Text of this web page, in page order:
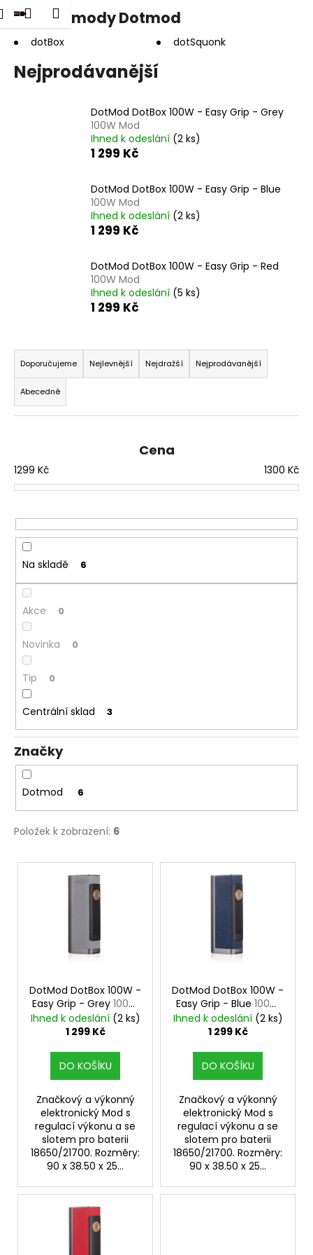
Přejít
na
obsah
Přihlášení
Nákupní
košík
Menu
Gripy a mody Dotmod
dotBox dotSquonk
Nejprodávanější
DotMod DotBox 100W - Easy Grip - Grey
100W Mod
Ihned k odeslání (2 ks)
1 299 Kč
DotMod DotBox 100W - Easy Grip - Blue
100W Mod
Ihned k odeslání (2 ks)
1 299 Kč
DotMod DotBox 100W - Easy Grip - Red
100W Mod
Ihned k odeslání (5 ks)
1 299 Kč
Ř
a
z
e
n
r
o
u
k
ů
Doporučujeme Nejlevnější Nejdražší Nejprodávanější
Abecedně
Cena
1299 Kč 1300 Kč
Na skladě 6
Akce 0
Novinka 0
Tip 0
Centrální sklad 3
Značky
Dotmod 6
Položek k zobrazení: 6
V
DotMod DotBox 100W -
Easy Grip - Grey 100W
Mod
Ihned k odeslání (2 ks)
1 299 Kč
DO KOŠÍKU
Značkový a výkonný
elektronický Mod s
regulací výkonu a se
slotem pro baterii
18650/21700. Rozměry:
90 x 38.50 x 25...
DotMod DotBox 100W -
Easy Grip - Blue 100W
Mod
Ihned k odeslání (2 ks)
1 299 Kč
DO KOŠÍKU
Značkový a výkonný
elektronický Mod s
regulací výkonu a se
slotem pro baterii
18650/21700. Rozměry:
90 x 38.50 x 25...
K
o
C
j
t
?
D
o
p
o
u
u
m
DEKANG
DESERT
SHIP
10ML
18MG
169
Kč
Původně:
Kč